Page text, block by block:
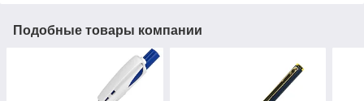
Подобные товары компании